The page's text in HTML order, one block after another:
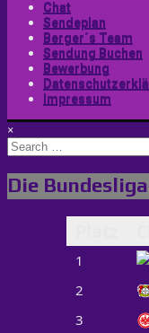
Chat
Sendeplan
Berger´s Team
Sendung Buchen
Bewerbung
Impressum
×
Search
for:
Die
1
2
3